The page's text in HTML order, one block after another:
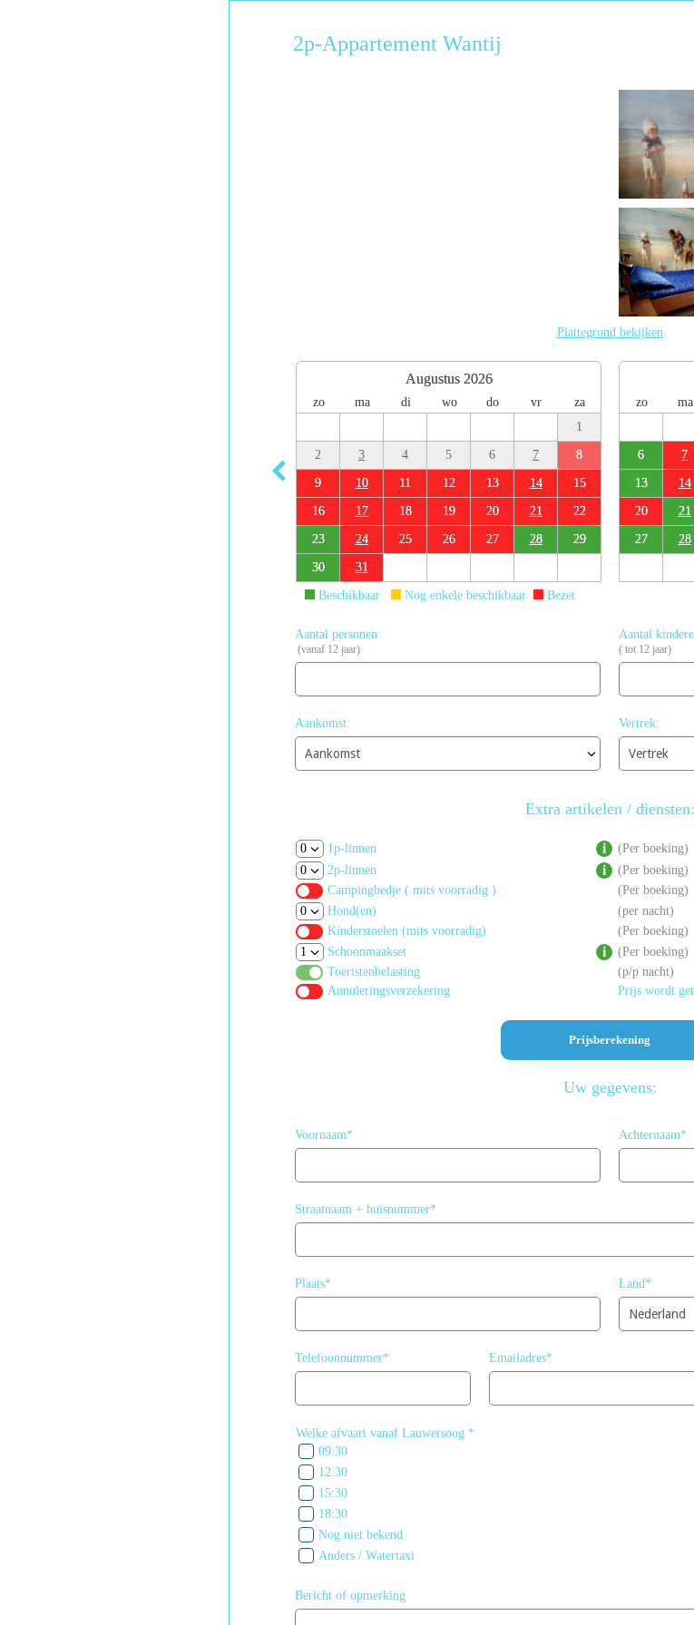
2p-Appartement Wantij
Plattegrond bekijken
Augustus 2026
zo ma di wo do vr
za
1
2 3 4 5 6 7 8
9 10 11 12 13 14 15
16 17 18 19 20 21 22
23 24 25 26 27 28 29
30 31
zo ma
6 7
13 14
20 21
27 28
Beschikbaar Nog enkele beschikbaar Bezet
Aantal personen:
(vanaf 12 jaar)
Aantal
( tot 12 jaar)
Aankomst: Vertrek:
Extra artikelen / diensten:
1p-linnen Per boeking
2p-linnen
Per boeking
Campingbedje ( mits voorradig )
Per boeking
Hond(en)
per nacht
Kinderstoelen (mits voorradig)
Per boeking
Schoonmaakset
Per boeking
Toeristenbelasting
p/p nacht
Annuleringsverzekering
Prijs wordt
Uw gegevens:
Voornaam* Achternaam*
Straatnaam + huisnummer*
Plaats* Land*
Telefoonnummer* Emailadres*
Welke afvaart vanaf Lauwersoog *
09:30
12:30
15:30
18:30
Nog niet bekend
Anders / Watertaxi
Bericht of opmerking